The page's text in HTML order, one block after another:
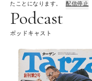
たことになります。
配信停止
Podcast
ポッドキャスト